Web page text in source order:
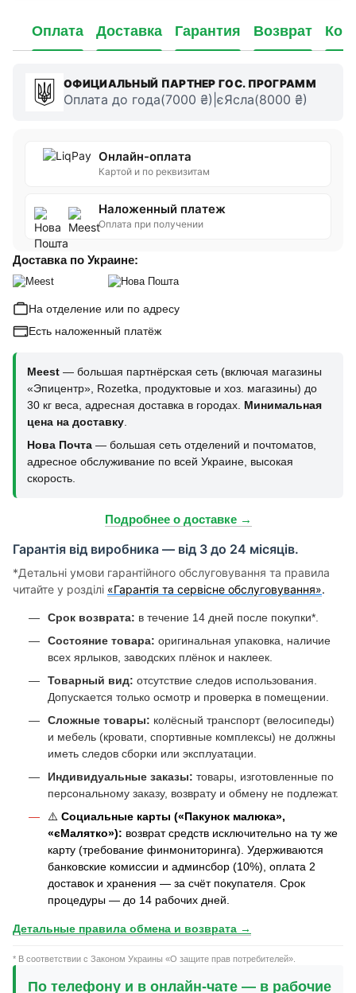
Оплата Доставка Гарантия Возврат
ОФИЦИАЛЬНЫЙ ПАРТНЕР ГОС. ПРОГРАММ
Оплата до года(7000 ₴)|єЯсла(8000 ₴)
Онлайн-оплата
Картой и по реквизитам
Наложенный платеж
Оплата при получении
Доставка по Украине:
На отделение или по адресу
Есть наложенный платёж
Meest — большая партнёрская сеть (включая магазины
«Эпицентр», Rozetka, продуктовые и хоз. магазины) до
30 кг веса, адресная доставка в городах. Минимальная
цена на доставку
Нова Почта — большая сеть отделений и почтоматов,
адресное обслуживание по всей Украине, высокая
скорость.
Подробнее о доставке →
Гарантія від виробника — від 3 до 24 місяців.
*Детальні умови гарантійного обслуговування та правила
читайте у розділі «Гарантія та сервісне обслуговування».
Срок возврата: в течение 14 дней после покупки*.
Состояние товара: оригинальная упаковка, наличие
всех ярлыков, заводских плёнок и наклеек.
Товарный вид: отсутствие следов использования.
Допускается только осмотр и проверка в помещении.
Сложные товары: колёсный транспорт (велосипеды)
и мебель (кровати, спортивные комплексы) не должны
иметь следов сборки или эксплуатации.
Индивидуальные заказы: товары, изготовленные по
персональному заказу, возврату и обмену не подлежат.
⚠️ Социальные карты («Пакунок малюка»,
«єМалятко»): возврат средств исключительно на ту же
карту (требование финмониторинга). Удерживаются
банковские комиссии и админсбор (10%), оплата 2
доставок и хранения — за счёт покупателя. Срок
процедуры — до 14 рабочих дней.
Детальные правила обмена и возврата →
* В соответствии с Законом Украины «О защите прав потребителей».
По телефону и в онлайн-чате — в рабочие